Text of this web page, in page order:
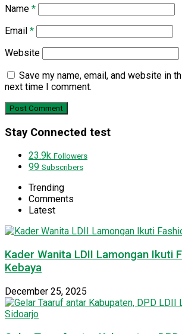
Name *
Email *
Website
Save my name, email, and website in
next time I comment.
Stay Connected test
23.9k Followers
99 Subscribers
Trending
Comments
Latest
Kader Wanita LDII Lamongan Ikuti
Kebaya
December 25, 2025